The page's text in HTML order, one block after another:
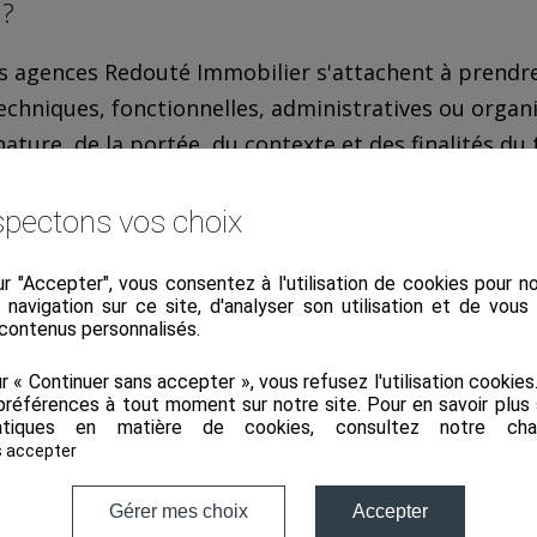
agences Redouté Immobilier s'attachent à
fonctionnelles, administratives ou
de la portée, du contexte et des finalités
des personnes physiques, pour préserver
empêcher qu'elles soient déformées,
activité sur internet et des risques, que vous
toutefois être tenu à une obligation de résultat.
les risques et prendra toutes les mesures
l'autorité nationale en charge de la protection
à ne pas vendre vos données à des
RECTIFICATION, TRANSFERT,
vos choix
"Accepter", vous consentez à l'utilisation de cookies pour
navigation sur ce site, d'analyser son utilisation et de vous
personnalisés.
« Continuer sans accepter », vous refusez l'utilisation
à tout moment sur notre site. Pour en savoir plus
en matière de cookies, consultez notre
accepter
Gérer mes choix Accepter